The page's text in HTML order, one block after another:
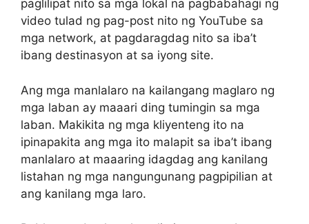
paglilipat nito sa mga lokal na pagbabahagi ng
video tulad ng pag-post nito ng YouTube sa
mga network, at pagdaragdag nito sa iba’t
ibang destinasyon at sa iyong site.
Ang mga manlalaro na kailangang maglaro ng
mga laban ay maaari ding tumingin sa mga
laban. Makikita ng mga kliyenteng ito na
ipinapakita ang mga ito malapit sa iba’t ibang
manlalaro at maaaring idagdag ang kanilang
listahan ng mga nangungunang pagpipilian at
ang kanilang mga laro.